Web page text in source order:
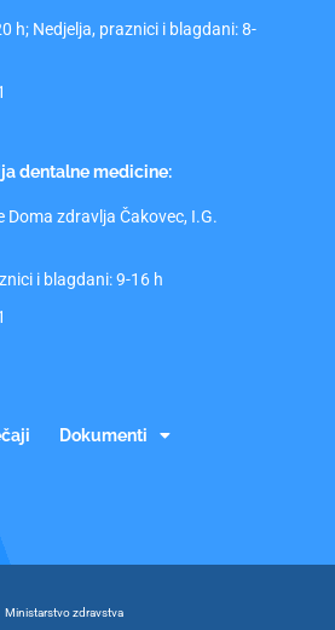
h; Nedjelja, praznici i blagdani: 8-
dentalne medicine:
Doma zdravlja Čakovec, I.G.
i blagdani: 9-16 h
Dokumenti
Ministarstvo zdravstva